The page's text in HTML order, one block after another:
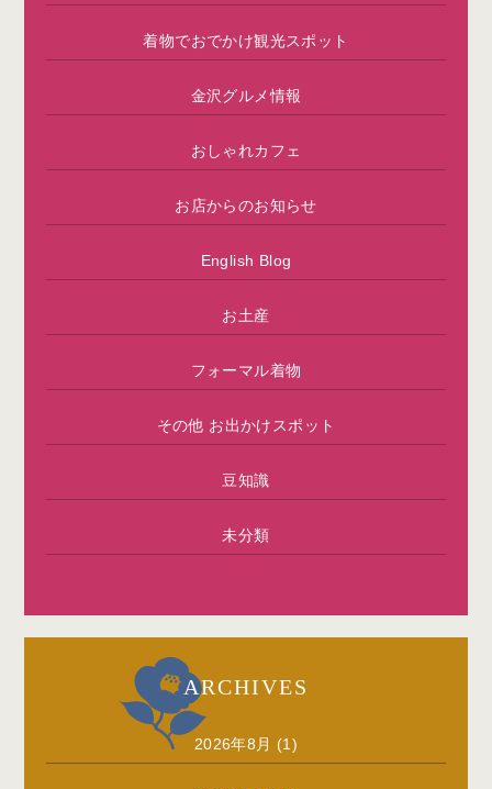
着物でおでかけ観光スポット
金沢グルメ情報
おしゃれカフェ
お店からのお知らせ
English Blog
お土産
フォーマル着物
その他 お出かけスポット
豆知識
未分類
ARCHIVES
2026年8月 (1)